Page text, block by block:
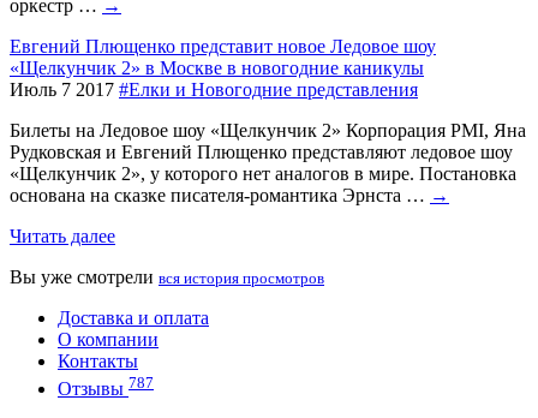
оркестр … →
Евгений Плющенко представит новое Ледовое шоу
«Щелкунчик 2» в Москве в новогодние каникулы
Июль 7 2017 #Елки и Новогодние представления
Билеты на Ледовое шоу «Щелкунчик 2» Корпорация PMI, Яна
Рудковская и Евгений Плющенко представляют ледовое шоу
«Щелкунчик 2», у которого нет аналогов в мире. Постановка
основана на сказке писателя-романтика Эрнста … →
Читать далее
Вы уже смотрели вся история просмотров
Доставка и оплата
О компании
Контакты
Отзывы 787